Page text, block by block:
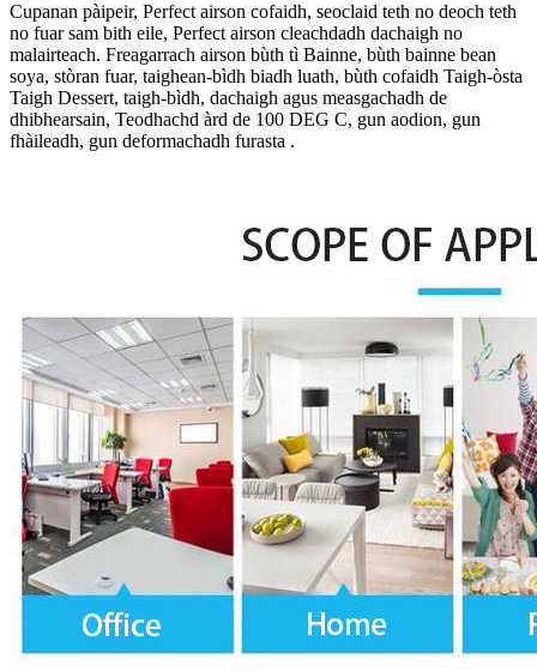
Cupanan pàipeir, Perfect airson cofaidh, seoclaid teth no deoch teth
no fuar sam bith eile, Perfect airson cleachdadh dachaigh no
malairteach. Freagarrach airson bùth tì Bainne, bùth bainne bean
soya, stòran fuar, taighean-bìdh biadh luath, bùth cofaidh Taigh-òsta
Taigh Dessert, taigh-bìdh, dachaigh agus measgachadh de
dhibhearsain, Teodhachd àrd de 100 DEG C, gun aodion, gun
fhàileadh, gun deformachadh furasta .